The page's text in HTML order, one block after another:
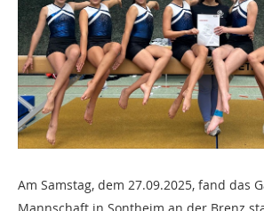
Am Samstag, dem 27.09.2025, fand das